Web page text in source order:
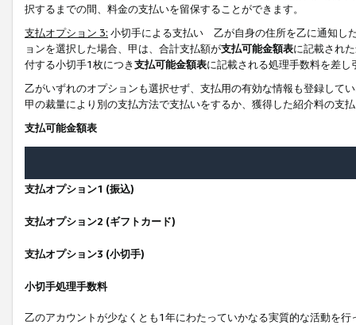
択するまでの間、料金の支払いを留保することができます。
支払オプション 3: 小切手による支払い 乙が自身の住所を乙に通知し
ョンを選択した場合、甲は、合計支払額が支払可能金額表に記載され
付する小切手1枚につき支払可能金額表に記載される処理手数料を差し
乙がいずれのオプションも選択せず、支払用の有効な情報も登録して
甲の裁量により別の支払方法で支払いをするか、獲得した紹介料の支
支払可能金額表
支払オプション1 (振込)
支払オプション2 (ギフトカード)
支払オプション3 (小切手)
小切手処理手数料
乙のアカウントが少なくとも1年にわたっていかなる実質的な活動を